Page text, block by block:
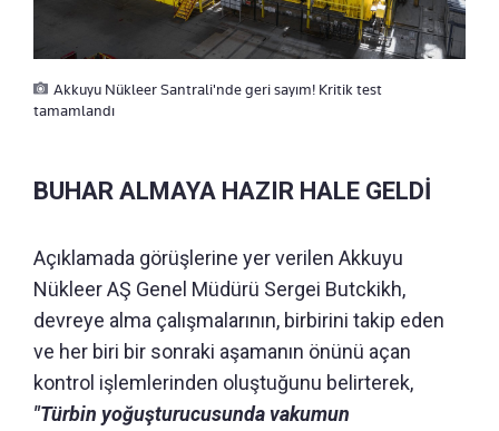
Akkuyu Nükleer Santrali'nde geri sayım! Kritik test
tamamlandı
BUHAR ALMAYA HAZIR HALE GELDİ
Açıklamada görüşlerine yer verilen Akkuyu
Nükleer AŞ Genel Müdürü Sergei Butckikh,
devreye alma çalışmalarının, birbirini takip eden
ve her biri bir sonraki aşamanın önünü açan
kontrol işlemlerinden oluştuğunu belirterek,
"Türbin yoğuşturucusunda vakumun